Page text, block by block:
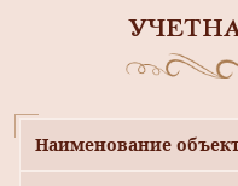
Наименование